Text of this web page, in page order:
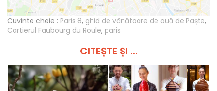
Cuvinte cheie : Paris 8, ghid de vânătoare de ouă de Paște,
Cartierul Faubourg du Roule, paris
CITEȘTE ȘI ...